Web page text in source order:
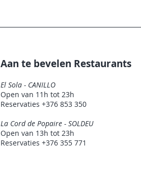
Aan te bevelen Restaurants
El Sola - CANILLO
Open van 11h tot 23h
Reservaties +376 853 350
La Cord de Popaire - SOLDEU
Open van 13h tot 23h
Reservaties +376 355 771